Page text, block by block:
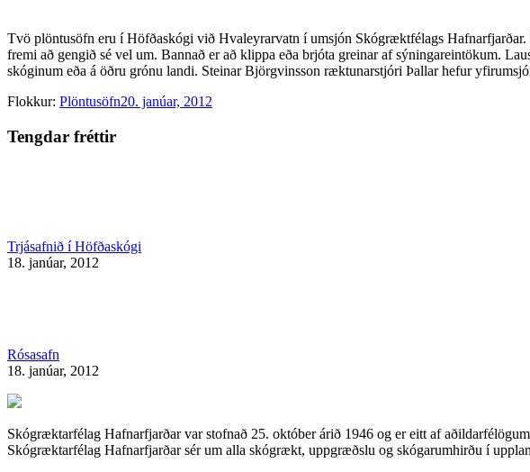
Tvö plöntusöfn eru í Höfðaskógi við Hvaleyrarvatn í umsjón Skógræktfélags
fremi að gengið sé vel um. Bannað er að klippa eða brjóta greinar af sýningareintökum.
skóginum eða á öðru grónu landi. Steinar Björgvinsson ræktunarstjóri Þallar hefur
Flokkur: Plöntusöfn20. janúar, 2012
Tengdar fréttir
Trjásafnið í Höfðaskógi
18. janúar, 2012
Rósasafn
18. janúar, 2012
Skógræktarfélag Hafnarfjarðar var stofnað 25. október árið 1946 og er eitt af
Skógræktarfélag Hafnarfjarðar sér um alla skógrækt, uppgræðslu og skógarumhirðu í